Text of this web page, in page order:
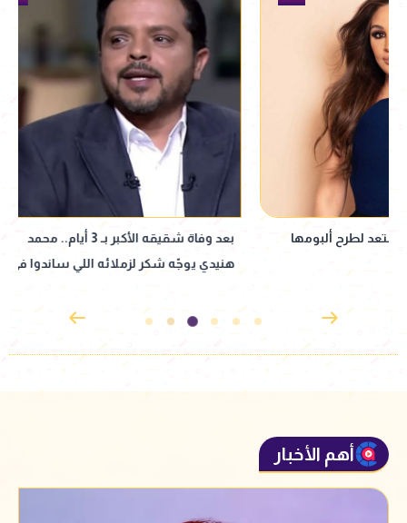
بعد وفاة شقيقه الأكبر بـ 3 أيام.. محمد
هنيدي يوجّه شكر لزملائه اللي ساندوا في
أنا معزوم.. محمود
مع شيرين في
أهم الأخبار